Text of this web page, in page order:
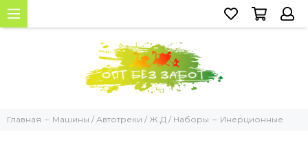
Главная Машины / Автотреки / Ж.Д / Наборы Инерционные